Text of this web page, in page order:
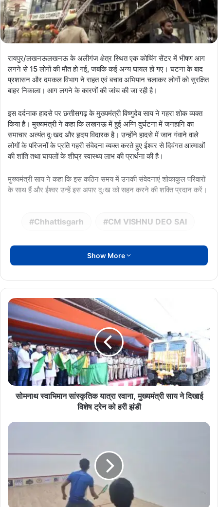
रायपुर/लखनऊलखनऊ के अलीगंज क्षेत्र स्थित एक कोचिंग सेंटर में भीषण आग
लगने से 15 लोगों की मौत हो गई, जबकि कई अन्य घायल हो गए। घटना के बाद
प्रशासन और दमकल विभाग ने राहत एवं बचाव अभियान चलाकर लोगों को सुरक्षित
बाहर निकाला। आग लगने के कारणों की जांच की जा रही है।
इस दर्दनाक हादसे पर छत्तीसगढ़ के मुख्यमंत्री विष्णुदेव साय ने गहरा शोक व्यक्त
किया है। मुख्यमंत्री ने कहा कि लखनऊ में हुई अग्नि दुर्घटना में जनहानि का
समाचार अत्यंत दुःखद और हृदय विदारक है। उन्होंने हादसे में जान गंवाने वाले
लोगों के परिजनों के प्रति गहरी संवेदना व्यक्त करते हुए ईश्वर से दिवंगत आत्माओं
की शांति तथा घायलों के शीघ्र स्वास्थ्य लाभ की प्रार्थना की है।
मुख्यमंत्री साय ने कहा कि इस कठिन समय में उनकी संवेदनाएं शोकाकुल परिवारों
के साथ हैं और ईश्वर उन्हें इस अपार दुःख को सहन करने की शक्ति प्रदान करें।
Chhattisgarh CM VISHNU DEO SAI
Show More
सोमनाथ
स्वाभिमान
सांस्कृतिक
यात्रा
रवाना,
मुख्यमंत्री
साय
ने
दिखाई
विशेष
हरी
सोमनाथ स्वाभिमान सांस्कृतिक यात्रा रवाना, मुख्यमंत्री साय ने दिखाई
विशेष ट्रेन को हरी झंडी
Eastern
का
पहले
दिन